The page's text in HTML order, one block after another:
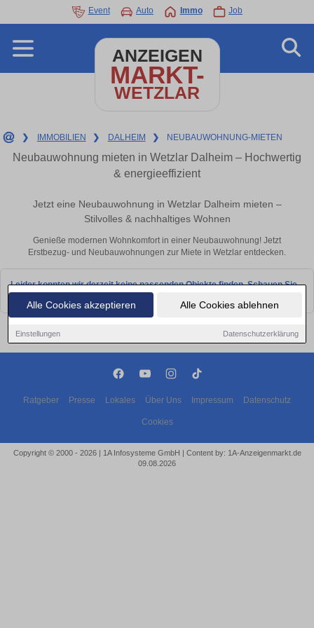
Alle Cookies akzeptieren Alle Cookies ablehnen
Einstellungen Datenschutzerklärung
Event Auto Immo Job
ANZEIGEN
MARKT-
WETZLAR
❯ IMMOBILIEN ❯ DALHEIM ❯ NEUBAUWOHNUNG-MIETEN
Neubauwohnung mieten in Wetzlar Dalheim – Hochwertig
& energieeffizient
Jetzt eine Neubauwohnung in Wetzlar Dalheim mieten –
Stilvolles & nachhaltiges Wohnen
Genieße modernen Wohnkomfort in einer Neubauwohnung! Jetzt
Erstbezug- und Neubauwohnungen zur Miete in Wetzlar entdecken.
Leider konnten wir derzeit keine passenden Objekte finden. Schauen Sie
Ratgeber Presse Lokales Über Uns Impressum Datenschutz
Cookies
Copyright © 2000 - 2026 | 1A Infosysteme GmbH | Content by: 1A-Anzeigenmarkt.de
09.08.2026